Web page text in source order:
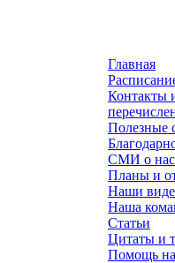
Главная
Контакты
Полезные
СМИ о нас
Планы и
Наши
Наша
Статьи
Цитаты и
Помощь